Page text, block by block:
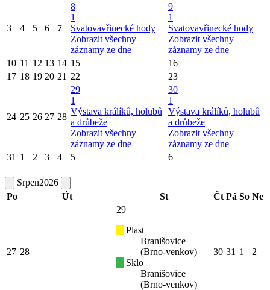
3 4 5 6 7
8
1
Svatovavřinecké hody
Zobrazit všechny
záznamy ze dne
9
1
Svatovavřinecké hody
Zobrazit všechny
záznamy ze dne
10 11 12 13 14 15
16
17 18 19 20 21 22 23
24 25 26 27 28
29
1
Výstava králíků, holubů
a drůbeže
Zobrazit všechny
záznamy ze dne
30
1
Výstava králíků, holubů
a drůbeže
Zobrazit všechny
záznamy ze dne
31 1 2 3 4 5 6
Srpen2026
Po
Út St Čt Pá So Ne
27 28
29
Plast
Branišovice
(Brno-venkov)
Sklo
Branišovice
(Brno-venkov)
30 31 1 2